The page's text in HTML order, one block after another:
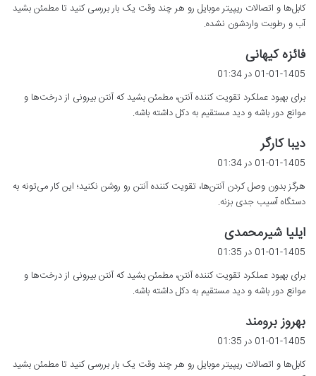
:
کابل‌ها و اتصالات ریپیتر موبایل رو هر چند وقت یک بار بررسی کنید تا مطمئن بشید
آب و رطوبت واردشون نشده.
فائزه کیهانی
ت
:
01-01-1405 در 01:34
برای بهبود عملکرد تقویت کننده آنتن، مطمئن بشید که آنتن بیرونی از درخت‌ها و
موانع دور باشه و دید مستقیم به دکل داشته باشه.
دیبا کارگر
ف
:
01-01-1405 در 01:34
هرگز بدون وصل کردن آنتن‌ها، تقویت کننده آنتن رو روشن نکنید؛ این کار می‌تونه به
دستگاه آسیب جدی بزنه.
ایلیا شیرمحمدی
ف
:
01-01-1405 در 01:35
برای بهبود عملکرد تقویت کننده آنتن، مطمئن بشید که آنتن بیرونی از درخت‌ها و
موانع دور باشه و دید مستقیم به دکل داشته باشه.
بهروز برومند
ت
01-01-1405 در 01:35
کابل‌ها و اتصالات ریپیتر موبایل رو هر چند وقت یک بار بررسی کنید تا مطمئن بشید